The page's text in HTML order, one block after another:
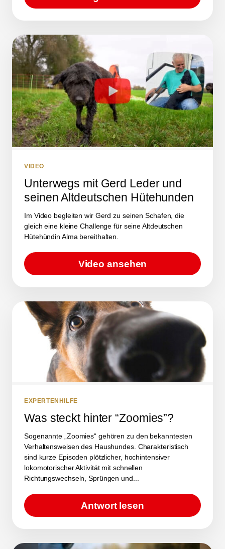
VIDEO
Unterwegs mit Gerd Leder und
seinen Altdeutschen Hütehunden
Im Video begleiten wir Gerd zu seinen Schafen, die
gleich eine kleine Challenge für seine Altdeutschen
Hütehündin Alma bereithalten.
Video ansehen
EXPERTENHILFE
Was steckt hinter “Zoomies”?
Sogenannte „Zoomies“ gehören zu den bekanntesten
Verhaltensweisen des Haushundes. Charakteristisch
sind kurze Episoden plötzlicher, hochintensiver
lokomotorischer Aktivität mit schnellen
Richtungswechseln, Sprüngen und...
Antwort lesen